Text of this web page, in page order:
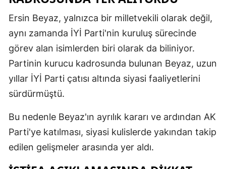
Ersin Beyaz, yalnızca bir milletvekili olarak değil,
aynı zamanda İYİ Parti'nin kuruluş sürecinde
görev alan isimlerden biri olarak da biliniyor.
Partinin kurucu kadrosunda bulunan Beyaz, uzun
yıllar İYİ Parti çatısı altında siyasi faaliyetlerini
sürdürmüştü.
Bu nedenle Beyaz'ın ayrılık kararı ve ardından AK
Parti'ye katılması, siyasi kulislerde yakından takip
edilen gelişmeler arasında yer aldı.